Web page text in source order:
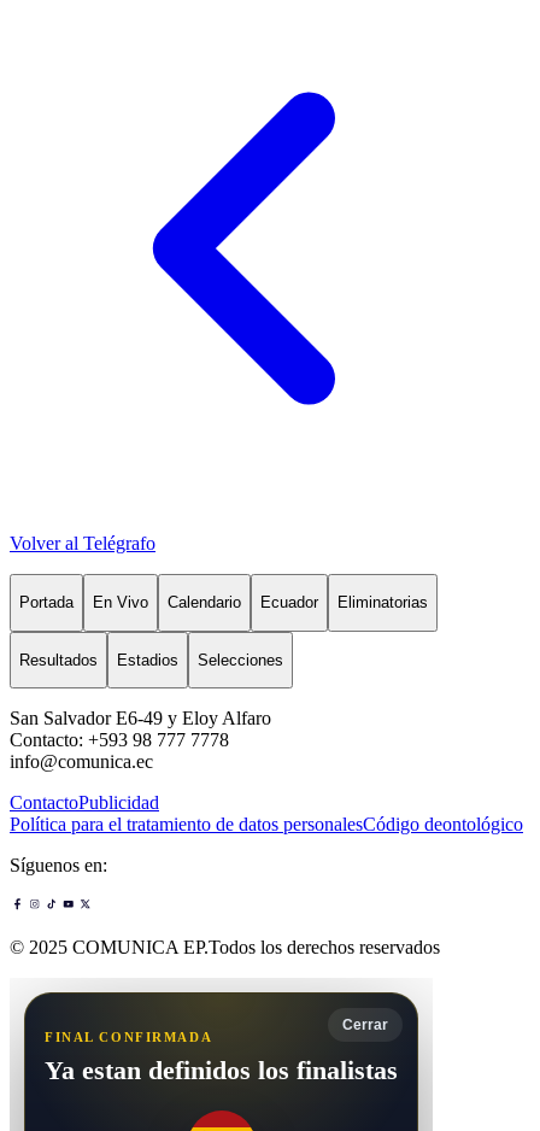
Volver al Telégrafo
Portada En Vivo Calendario Ecuador Eliminatorias
Resultados Estadios Selecciones
San Salvador E6-49 y Eloy Alfaro
Contacto: +593 98 777 7778
info@comunica.ec
ContactoPublicidad
Política para el tratamiento de datos personalesCódigo deontológico
Síguenos en:
© 2025 COMUNICA EP.Todos los derechos reservados
Cerrar
FINAL CONFIRMADA
Ya estan definidos los finalistas